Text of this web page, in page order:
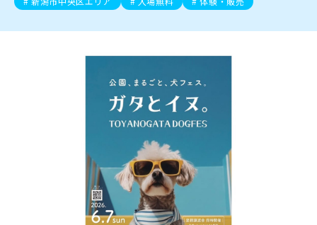
新潟市南区
新潟市江南区 新潟市秋葉区
新潟市西蒲区
村上・関川
新発田・聖籠
胎内・粟島
三条・加茂・田上
五泉・阿賀野・阿賀
燕・弥彦
カフェ
居酒屋・バー 焼肉
パスタ
パン・ベーカリー
タレカツ・豚カツ
デカ盛り・大盛り
海鮮・鮨
そば・うどん
ビアガーデン・暑気払い
住宅展示場
完成見学会 学生スポーツ アルビレックス
リバーサイド千秋
パティオPATIO
周年祭・感謝祭セール
年末・初売りセール